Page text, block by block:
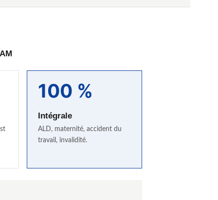
100 %
Intégrale
ALD, maternité, accident du
travail, invalidité.